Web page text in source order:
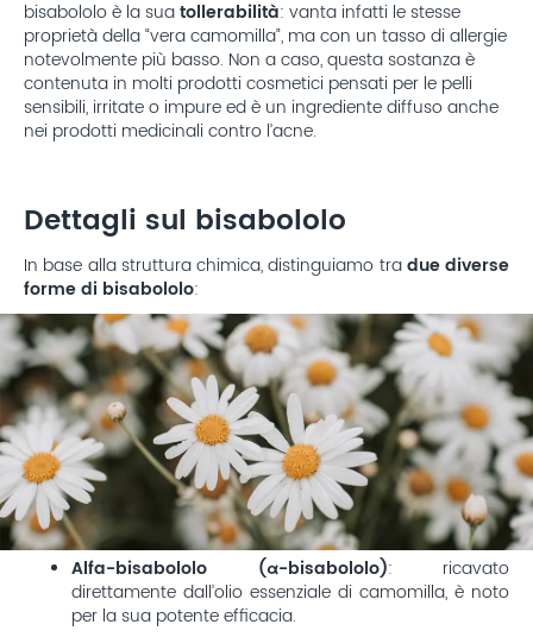
bisabololo è la suatollerabilità: vanta infatti le stesse
proprietà della “vera camomilla”, ma con un tasso di allergie
notevolmente più basso. Non a caso, questa sostanza è
contenuta in molti prodotti cosmetici pensati per le pelli
sensibili, irritate o impure ed è un ingrediente diffuso anche
nei prodotti medicinali contro l’acne.
Dettagli sul bisabololo
In base alla struttura chimica, distinguiamo tradue diverse
forme di bisabololo:
Alfa-bisabololo (α-bisabololo): ricavato
direttamente dall’olio essenziale di camomilla, è noto
per la sua potente efficacia.